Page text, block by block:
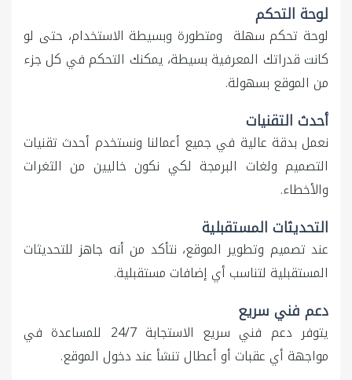
لوحة التحكم
لوحة تحكم سهلة ومتطورة وبسيطة الاستخدام، حتى لو
كانت قدراتك المعرفية بسيطة، يمكنك التحكم في كل جزء
من الموقع بسهولة.
أحدث التقنيات
نعمل بدقة عالية في جميع أعمالنا ونستخدم أحدث تقنيات
التصميم ولغات البرمجة لكي نكون خاليين من الثغرات
والأخطاء.
التحديثات المستقبلية
عند تصميم وتطوير الموقع، نتأكد من أنه جاهز للتحديثات
المستقبلية لتناسب أي إضافات مستقبلية.
دعم فني سريع
يتوفر دعم فني سريع الاستجابة 24/7 للمساعدة في
مواجهة أي عقبات أو أعطال تنشأ عند دخول الموقع.